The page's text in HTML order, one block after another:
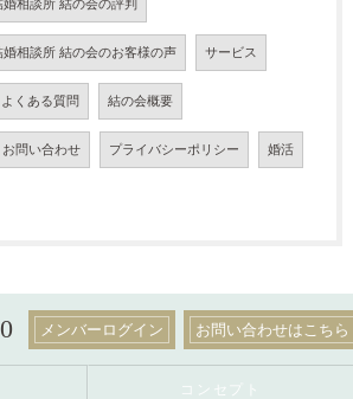
相談所 結の会の評判
相談所 結の会のお客様の声 サービス
よくある質問 結の会概要
お問い合わせ プライバシーポリシー 婚活
メンバーログイン お問い合わせはこちら
コンセプト